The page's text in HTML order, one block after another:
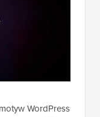
WordPress